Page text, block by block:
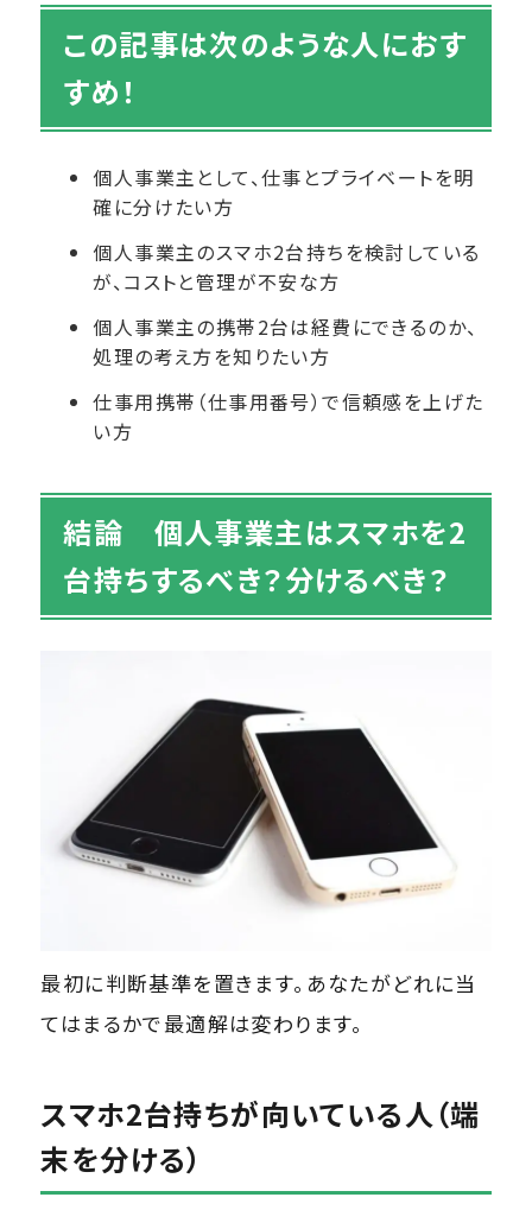
この記事は次のような人におす
すめ！
個人事業主として、仕事とプライベートを明
確に分けたい方
個人事業主のスマホ2台持ちを検討している
が、コストと管理が不安な方
個人事業主の携帯2台は経費にできるのか、
処理の考え方を知りたい方
仕事用携帯（仕事用番号）で信頼感を上げた
い方
結論 個人事業主はスマホを2
台持ちするべき？分けるべき？
最初に判断基準を置きます。あなたがどれに当
てはまるかで最適解は変わります。
スマホ2台持ちが向いている人（端
末を分ける）